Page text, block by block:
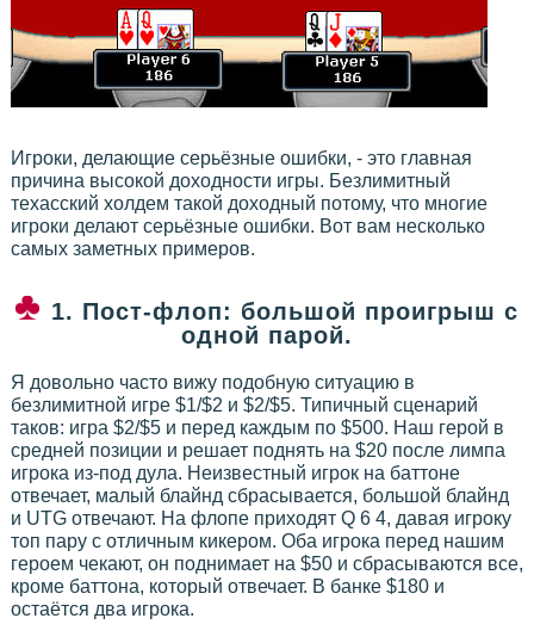
Игроки, делающие серьёзные ошибки, - это главная
причина высокой доходности игры. Безлимитный
техасский холдем такой доходный потому, что многие
игроки делают серьёзные ошибки. Вот вам несколько
самых заметных примеров.
1. Пост-флоп: большой проигрыш с
одной парой.
Я довольно часто вижу подобную ситуацию в
безлимитной игре $1/$2 и $2/$5. Типичный сценарий
таков: игра $2/$5 и перед каждым по $500. Наш герой в
средней позиции и решает поднять на $20 после лимпа
игрока из-под дула. Неизвестный игрок на баттоне
отвечает, малый блайнд сбрасывается, большой блайнд
и UTG отвечают. На флопе приходят Q 6 4, давая игроку
топ пару с отличным кикером. Оба игрока перед нашим
героем чекают, он поднимает на $50 и сбрасываются все,
кроме баттона, который отвечает. В банке $180 и
остаётся два игрока.